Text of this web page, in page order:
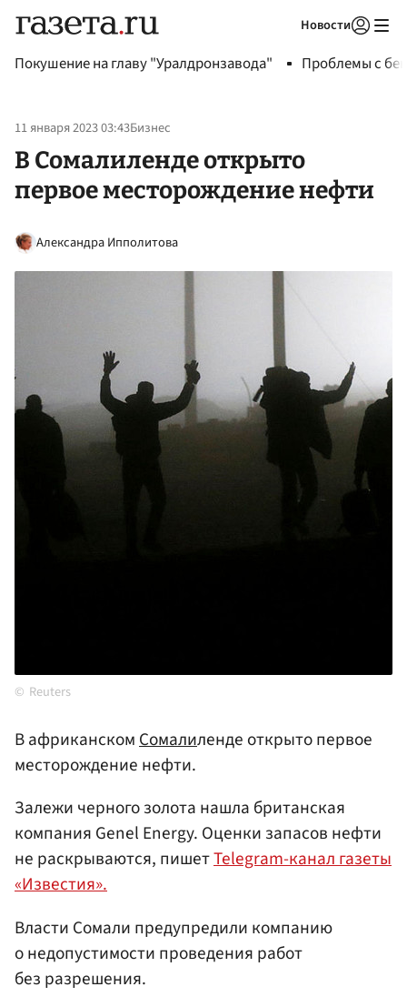
Новости
Покушение на главу "Уралдронзавода" Проблемы с
11 января 2023 03:43Бизнес
В Сомалиленде открыто
первое месторождение нефти
Александра Ипполитова
Reuters
В африканскомСомалиленде открыто первое
месторождение нефти.
Залежи черного золота нашла британская
компания Genel Energy. Оценки запасов нефти
не раскрываются, пишетTelegram-канал газеты
«Известия».
Власти Сомали предупредили компанию
о недопустимости проведения работ
без разрешения.